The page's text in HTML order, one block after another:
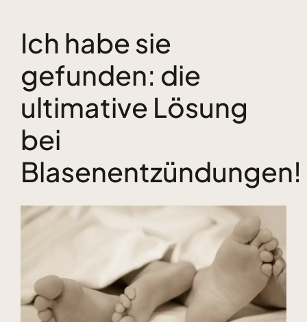
Kundenstimmen
Bücher
Free Inspiration
Kontakt
Ich habe sie
gefunden: die
ultimative Lösung
bei
Blasenentzündungen!
Zeige